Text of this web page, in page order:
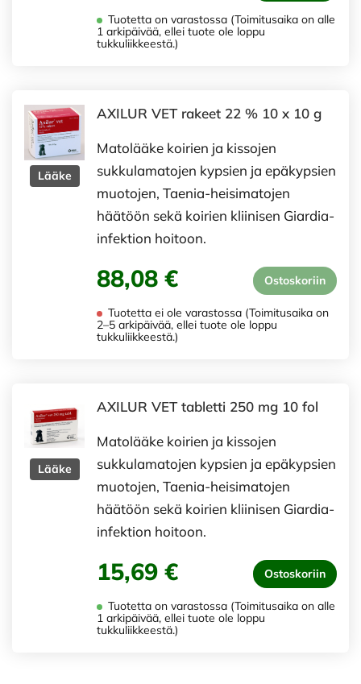
Tuotetta on varastossa (Toimitusaika on alle
1 arkipäivää, ellei tuote ole loppu
tukkuliikkeestä.)
Lääke
AXILUR VET rakeet 22 % 10 x 10 g
Matolääke koirien ja kissojen
sukkulamatojen kypsien ja epäkypsien
muotojen, Taenia-heisimatojen
häätöön sekä koirien kliinisen Giardia-
infektion hoitoon.
88,08 € Ostoskoriin
Tuotetta ei ole varastossa (Toimitusaika on
2–5 arkipäivää, ellei tuote ole loppu
tukkuliikkeestä.)
Lääke
AXILUR VET tabletti 250 mg 10 fol
Matolääke koirien ja kissojen
sukkulamatojen kypsien ja epäkypsien
muotojen, Taenia-heisimatojen
häätöön sekä koirien kliinisen Giardia-
infektion hoitoon.
15,69 € Ostoskoriin
Tuotetta on varastossa (Toimitusaika on alle
1 arkipäivää, ellei tuote ole loppu
tukkuliikkeestä.)